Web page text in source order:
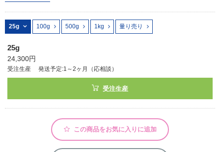
カテゴリで検索する
商品分類
化合物
アウトレット
化学教材・オリジナルグッズ
25g 100g 500g 1kg 量り売り
25g
24,300円
受注生産 発送予定:1～2ヶ月（応相談）
受注生産
この商品をお気に入りに追加